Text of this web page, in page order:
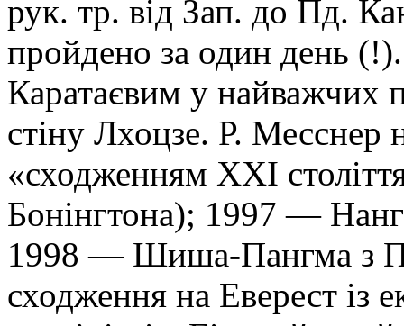
рук. тр. від Зап. до Пд.
пройдено за один день
Каратаєвим у найважчих
стіну Лхоцзе. Р. Месснер
«сходженням XXI
Бонінгтона); 1997 —
1998 — Шиша-Пангма з
сходження на Еверест із